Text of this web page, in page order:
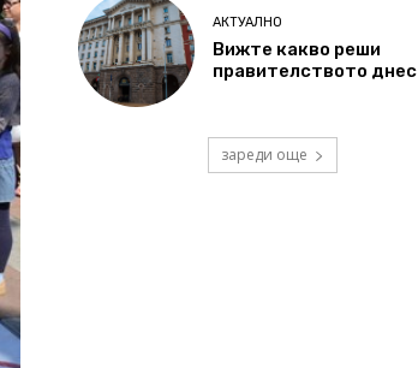
АКТУАЛНО
Вижте какво реши
правителството днес
зареди още